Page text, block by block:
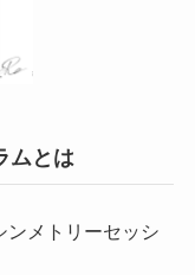
ムとは
ンメトリーセッシ